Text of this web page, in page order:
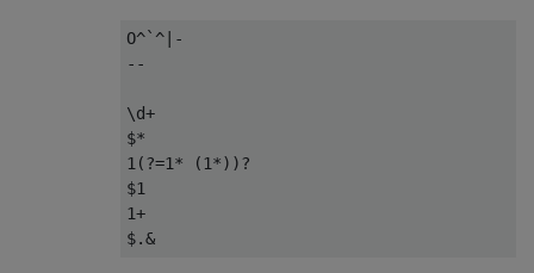
O^`^|-
--
\d+
$*
1(?=1* (1*))?
$1
1+